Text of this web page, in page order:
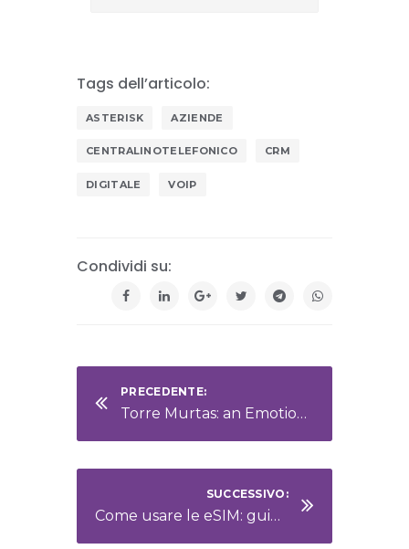
Tags dell’articolo:
ASTERISK AZIENDE
CENTRALINOTELEFONICO CRM
DIGITALE VOIP
Condividi su:
PRECEDENTE:
Torre Murtas: an Emotional Journey Along One of Sardinia’s Most Untouched Beaches
SUCCESSIVO:
Come usare le eSIM: guida semplice alla nuova generazione di SIM digitali